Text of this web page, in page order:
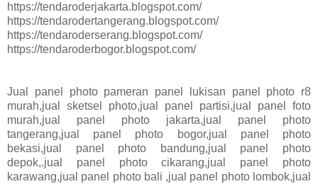
https://tendaroderjakarta.blogspot.com/
https://tendarodertangerang.blogspot.com/
https://tendaroderserang.blogspot.com/
https://tendaroderbogor.blogspot.com/
Jual panel photo pameran panel lukisan panel photo r8
murah,jual sketsel photo,jual panel partisi,jual panel foto
murah,jual panel photo jakarta,jual panel photo
tangerang,jual panel photo bogor,jual panel photo
bekasi,jual panel photo bandung,jual panel photo
depok,.jual panel photo cikarang,jual panel photo
karawang,jual panel photo bali ,jual panel photo lombok,jual